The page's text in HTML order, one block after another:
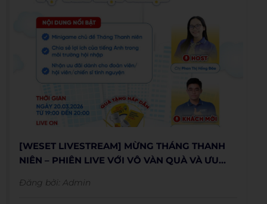
[WESET LIVESTREAM] MỪNG THÁNG THANH
NIÊN – PHIÊN LIVE VỚI VÔ VÀN QUÀ VÀ ƯU
Đăng bởi: Admin